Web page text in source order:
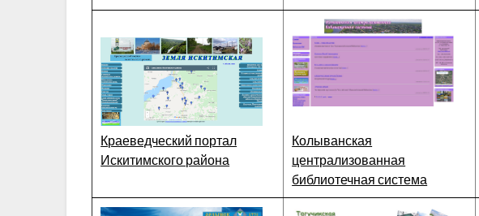
Краеведческий портал
Искитимского района
Колыванская
централизованная
библиотечная система